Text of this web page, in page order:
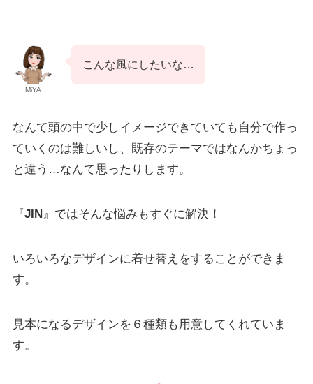
MiYA
こんな風にしたいな…
なんて頭の中で少しイメージできていても自分で作っ
ていくのは難しいし、既存のテーマではなんかちょっ
と違う…なんて思ったりします。
『 JIN 』ではそんな悩みもすぐに解決！
いろいろなデザインに着せ替えをすることができま
す。
見本になるデザインを６種類も用意してくれていま
す。